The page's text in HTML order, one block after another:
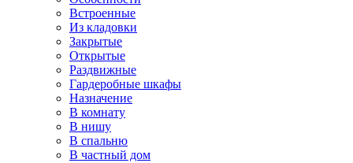
Встроенные
Из кладовки
Закрытые
Открытые
Раздвижные
Гардеробные шкафы
Назначение
В комнату
В нишу
В спальню
В частный дом